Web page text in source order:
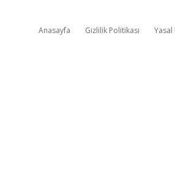
Anasayfa Gizlilik Politikası Yasal